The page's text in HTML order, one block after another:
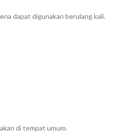
dapat digunakan berulang kali.
di tempat umum.